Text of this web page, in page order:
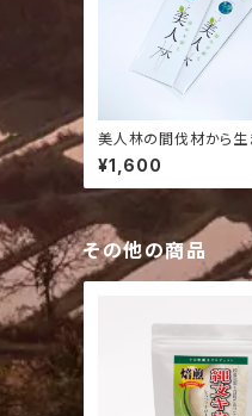
美人林の間伐材から生
じんばし」2膳セット
¥1,600
その他の商品